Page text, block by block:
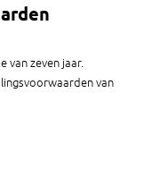
zeven jaar.
van